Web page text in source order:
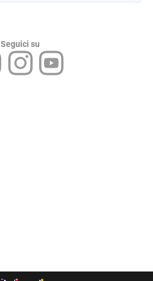
Seguici su